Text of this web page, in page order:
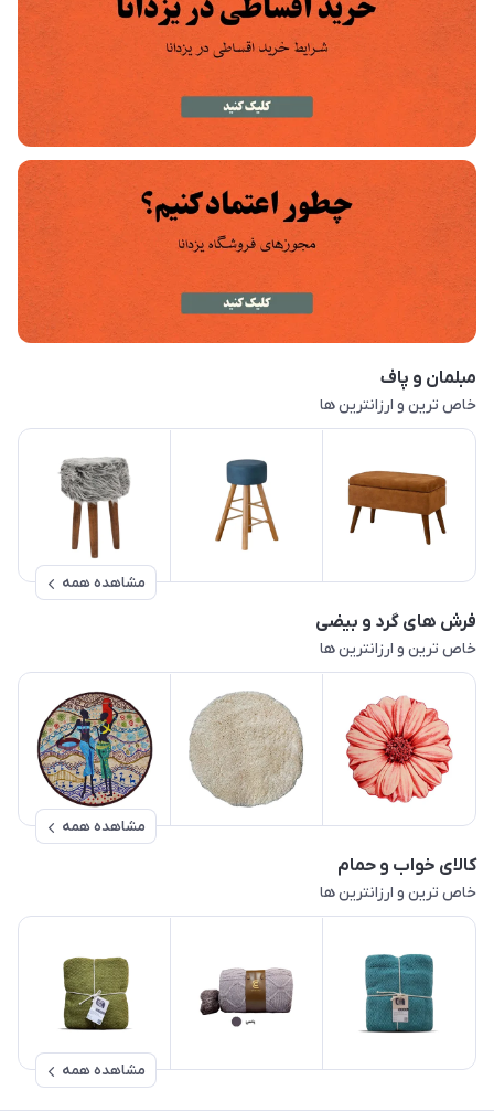
مبلمان و پاف
خاص ترین و ارزانترین ها
مشاهده همه
فرش های گرد و بیضی
خاص ترین و ارزانترین ها
مشاهده همه
کالای خواب و حمام
خاص ترین و ارزانترین ها
مشاهده همه